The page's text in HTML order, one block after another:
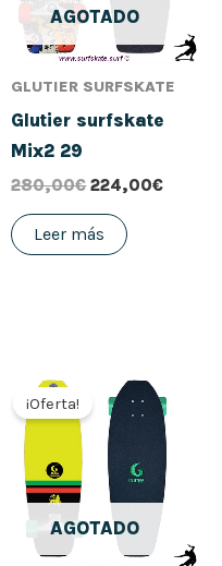
AGOTADO
GLUTIER SURFSKATE
Glutier surfskate
Mix2 29
280,00€ 224,00€
Leer más
AGOTADO
¡Oferta!
precio
original
era:
actual
es: